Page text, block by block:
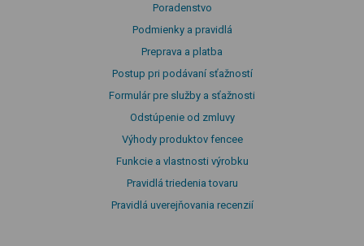
Poradenstvo
Podmienky a pravidlá
Preprava a platba
Postup pri podávaní sťažností
Formulár pre služby a sťažnosti
Odstúpenie od zmluvy
Výhody produktov fencee
Funkcie a vlastnosti výrobku
Pravidlá triedenia tovaru
Pravidlá uverejňovania recenzií